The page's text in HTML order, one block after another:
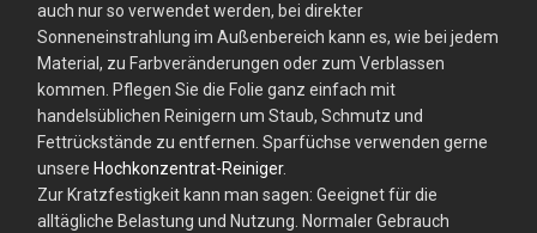
auch nur so verwendet werden, bei direkter
Sonneneinstrahlung im Außenbereich kann es, wie bei jedem
Material, zu Farbveränderungen oder zum Verblassen
kommen. Pflegen Sie die Folie ganz einfach mit
handelsüblichen Reinigern um Staub, Schmutz und
Fettrückstände zu entfernen. Sparfüchse verwenden gerne
unsere Hochkonzentrat-Reiniger.
Zur Kratzfestigkeit kann man sagen: Geeignet für die
alltägliche Belastung und Nutzung. Normaler Gebrauch